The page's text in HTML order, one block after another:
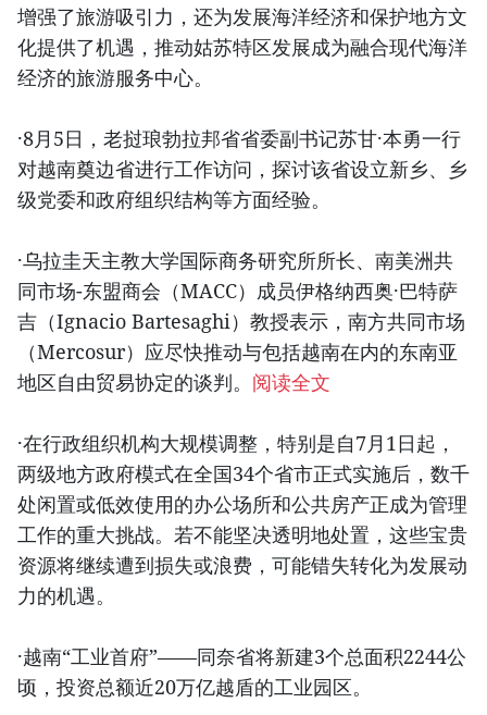
增强了旅游吸引力，还为发展海洋经济和保护地方文
化提供了机遇，推动姑苏特区发展成为融合现代海洋
经济的旅游服务中心。
·8月5日，老挝琅勃拉邦省省委副书记苏甘·本勇一行
对越南奠边省进行工作访问，探讨该省设立新乡、乡
级党委和政府组织结构等方面经验。
·乌拉圭天主教大学国际商务研究所所长、南美洲共
同市场-东盟商会（MACC）成员伊格纳西奥·巴特萨
吉（Ignacio Bartesaghi）教授表示，南方共同市场
（Mercosur）应尽快推动与包括越南在内的东南亚
地区自由贸易协定的谈判。 阅读全文
·在行政组织机构大规模调整，特别是自7月1日起，
两级地方政府模式在全国34个省市正式实施后，数千
处闲置或低效使用的办公场所和公共房产正成为管理
工作的重大挑战。若不能坚决透明地处置，这些宝贵
资源将继续遭到损失或浪费，可能错失转化为发展动
力的机遇。
·越南“工业首府”——同奈省将新建3个总面积2244公
顷，投资总额近20万亿越盾的工业园区。